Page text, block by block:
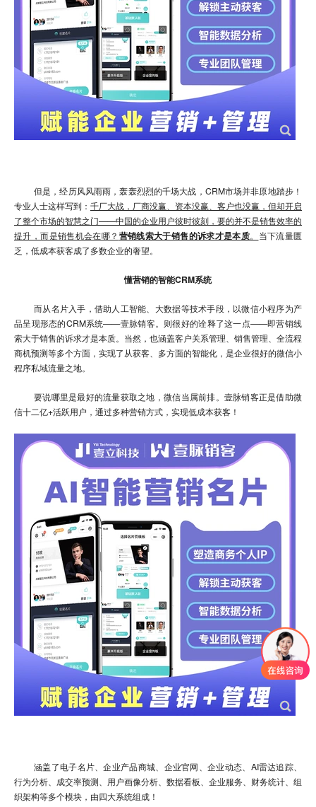
但是，经历风风雨雨，轰轰烈烈的千场大战，CRM市场并非原地踏步！
专业人士这样写到： 千厂大战，厂商没赢、资本没赢、客户也没赢，但却开启
了整个市场的智慧之门——中国的企业用户彼时彼刻，要的并不是销售效率的
提升，而是销售机会在哪？ 营销线索大于销售的诉求才是本质。 当下流量匮
乏，低成本获客成了多数企业的奢望。
懂营销的智能CRM系统
而从名片入手，借助人工智能、大数据等技术手段，以微信小程序为产
品呈现形态的CRM系统——壹脉销客。则很好的诠释了这一点——即营销线
索大于销售的诉求才是本质。当然，也涵盖客户关系管理、销售管理、全流程
商机预测等多个方面，实现了从获客、多方面的智能化，是企业很好的微信小
程序私域流量之地。
要说哪里是最好的流量获取之地，微信当属前排。壹脉销客正是借助微
信十二亿+活跃用户，通过多种营销方式，实现低成本获客！
涵盖了电子名片、企业产品商城、企业官网、企业动态、AI雷达追踪、
行为分析、成交率预测、用户画像分析、数据看板、企业服务、财务统计、组
织架构等多个模块，由四大系统组成！